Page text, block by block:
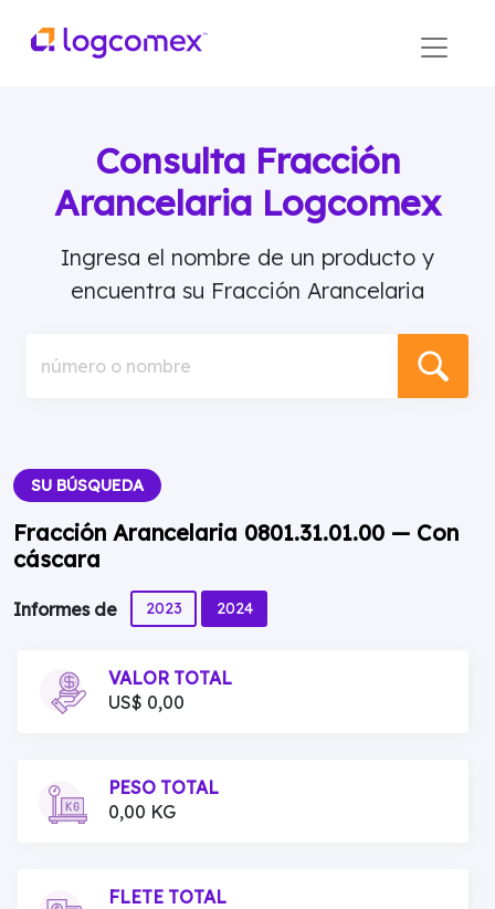
Consulta Fracción
Arancelaria Logcomex
Ingresa el nombre de un producto y
encuentra su Fracción Arancelaria
número o nombre
SU BÚSQUEDA
Fracción Arancelaria 0801.31.01.00 — Con
cáscara
Informes de 2023 2024
VALOR TOTAL
US$ 0,00
PESO TOTAL
0,00 KG
FLETE TOTAL